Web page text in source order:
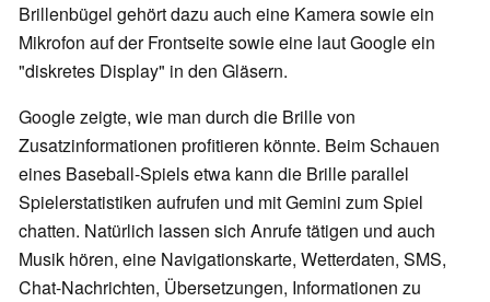
Brillenbügel gehört dazu auch eine Kamera sowie ein
Mikrofon auf der Frontseite sowie eine laut Google ein
"diskretes Display" in den Gläsern.
Google zeigte, wie man durch die Brille von
Zusatzinformationen profitieren könnte. Beim Schauen
eines Baseball-Spiels etwa kann die Brille parallel
Spielerstatistiken aufrufen und mit Gemini zum Spiel
chatten. Natürlich lassen sich Anrufe tätigen und auch
Musik hören, eine Navigationskarte, Wetterdaten, SMS,
Chat-Nachrichten, Übersetzungen, Informationen zu